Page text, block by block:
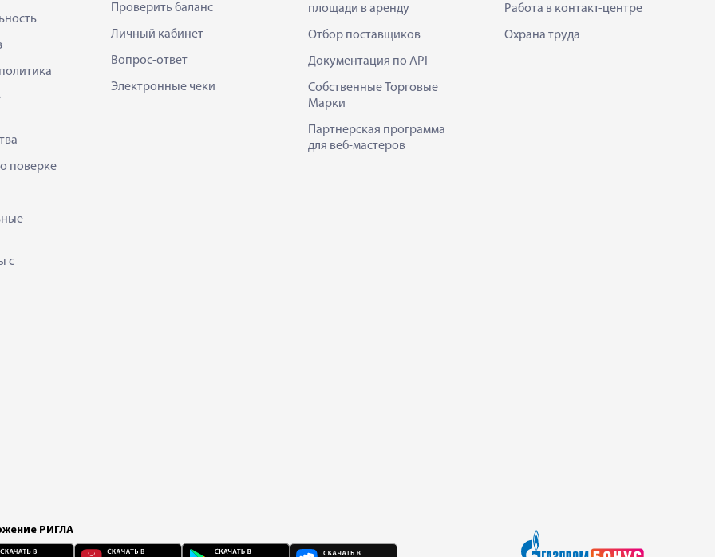
поверке
с
Проверить баланс
Личный кабинет
Вопрос-ответ
Электронные чеки
площади в аренду
Отбор поставщиков
Документация по API
Собственные Торговые
Марки
Партнерская программа
для веб-мастеров
Работа в контакт-центре
Охрана труда
РИГЛА